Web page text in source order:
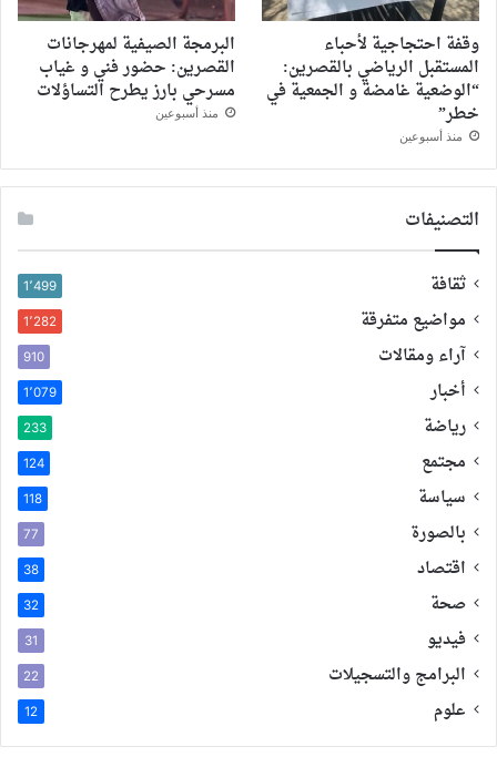
وقفة احتجاجية لأحباء
المستقبل الرياضي بالقصرين:
“الوضعية غامضة و الجمعية في
خطر”
منذ أسبوعين
البرمجة الصيفية لمهرجانات
القصرين: حضور فني و غياب
مسرحي بارز يطرح التساؤلات
منذ أسبوعين
التصنيفات
ثقافة 1٬499
مواضيع متفرقة 1٬282
آراء ومقالات 910
أخبار 1٬079
رياضة 233
مجتمع 124
سياسة 118
بالصورة 77
اقتصاد 38
صحة 32
فيديو 31
البرامج والتسجيلات 22
علوم 12